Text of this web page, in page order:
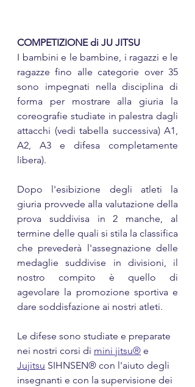
COMPETIZIONE di JU JITSU
I bambini e le bambine, i ragazzi e le
ragazze fino alle categorie over 35
sono impegnati nella disciplina di
forma per mostrare alla giuria la
coreografie studiate in palestra dagli
attacchi (vedi tabella successiva) A1,
A2, A3 e difesa completamente
libera).
Dopo l'esibizione degli atleti la
giuria provvede alla valutazione della
prova suddivisa in 2 manche, al
termine delle quali si stila la classifica
che prevederà l'assegnazione delle
medaglie suddivise in divisioni, il
nostro compito è quello di
agevolare la promozione sportiva e
dare soddisfazione ai nostri atleti.
Le difese sono studiate e preparate
nei nostri corsi di mini jitsu® e
Jujitsu SIHNSEN® con l'aiuto degli
insegnanti e con la supervisione dei